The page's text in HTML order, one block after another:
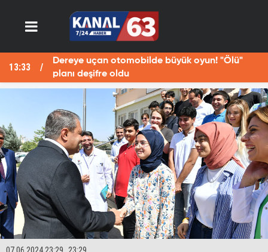
13:33
Dereye uçan otomobilde büyük oyun! "Ölü"
planı deşifre oldu